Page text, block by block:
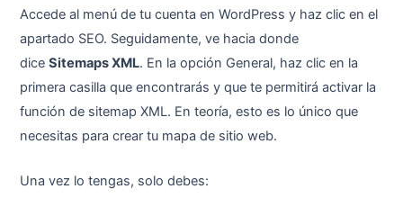
Accede al menú de tu cuenta en WordPress y haz clic en el
apartado SEO. Seguidamente, ve hacia donde
diceSitemaps XML. En la opción General, haz clic en la
primera casilla que encontrarás y que te permitirá activar la
función de sitemap XML. En teoría, esto es lo único que
necesitas para crear tu mapa de sitio web.
Una vez lo tengas, solo debes: